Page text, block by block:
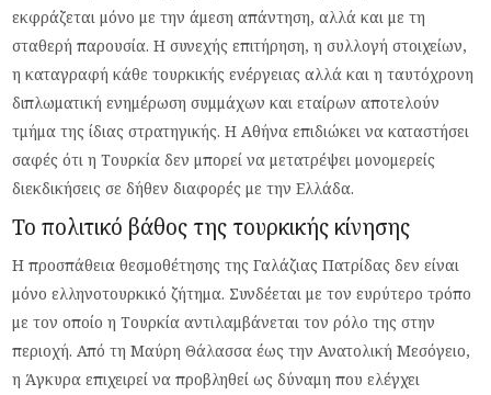
εκφράζεται μόνο με την άμεση απάντηση, αλλά και με τη
σταθερή παρουσία. Η συνεχής επιτήρηση, η συλλογή στοιχείων,
η καταγραφή κάθε τουρκικής ενέργειας αλλά και η ταυτόχρονη
διπλωματική ενημέρωση συμμάχων και εταίρων αποτελούν
τμήμα της ίδιας στρατηγικής. Η Αθήνα επιδιώκει να καταστήσει
σαφές ότι η Τουρκία δεν μπορεί να μετατρέψει μονομερείς
διεκδικήσεις σε δήθεν διαφορές με την Ελλάδα.
Το πολιτικό βάθος της τουρκικής κίνησης
Η προσπάθεια θεσμοθέτησης της Γαλάζιας Πατρίδας δεν είναι
μόνο ελληνοτουρκικό ζήτημα. Συνδέεται με τον ευρύτερο τρόπο
με τον οποίο η Τουρκία αντιλαμβάνεται τον ρόλο της στην
περιοχή. Από τη Μαύρη Θάλασσα έως την Ανατολική Μεσόγειο,
η Άγκυρα επιχειρεί να προβληθεί ως δύναμη που ελέγχει